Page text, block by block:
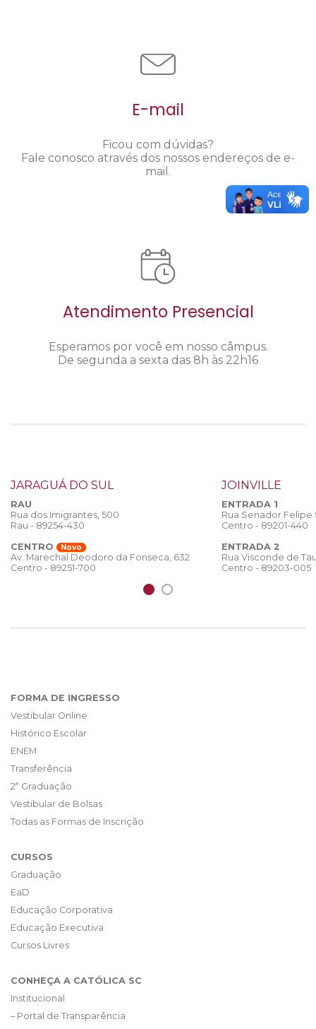
E-mail
Ficou com dúvidas?
Fale conosco através dos nossos endereços de e-
mail.
Atendimento Presencial
Esperamos por você em nosso câmpus.
De segunda a sexta das 8h às 22h16
JARAGUÁ DO SUL
RAU
Rua dos Imigrantes, 500
Rau - 89254-430
CENTRO
Novo
Av. Marechal Deodoro da Fonseca, 632
Centro - 89251-700
JOINVILLE
ENTRADA 1
Rua Senador
Centro - 89201-440
ENTRADA 2
Rua Visconde de
Centro - 89203-005
FORMA DE INGRESSO
Vestibular Online
Histórico Escolar
ENEM
Transferência
2ª Graduação
Vestibular de Bolsas
Todas as Formas de Inscrição
CURSOS
Graduação
EaD
Educação Corporativa
Educação Executiva
Cursos Livres
CONHEÇA A CATÓLICA SC
Institucional
– Portal de Transparência